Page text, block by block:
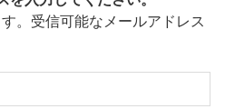
。受信可能なメールアドレス